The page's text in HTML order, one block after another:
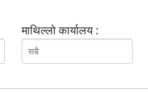
माथिल्लो कार्यालय :